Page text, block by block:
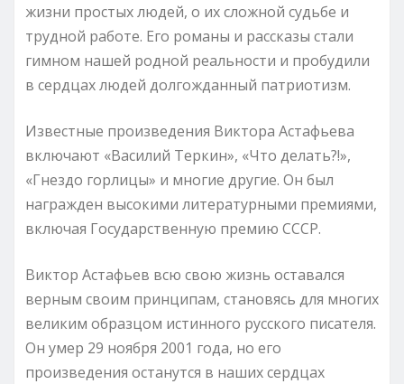
жизни простых людей, о их сложной судьбе и
трудной работе. Его романы и рассказы стали
гимном нашей родной реальности и пробудили
в сердцах людей долгожданный патриотизм.
Известные произведения Виктора Астафьева
включают «Василий Теркин», «Что делать?!»,
«Гнездо горлицы» и многие другие. Он был
награжден высокими литературными премиями,
включая Государственную премию СССР.
Виктор Астафьев всю свою жизнь оставался
верным своим принципам, становясь для многих
великим образцом истинного русского писателя.
Он умер 29 ноября 2001 года, но его
произведения останутся в наших сердцах